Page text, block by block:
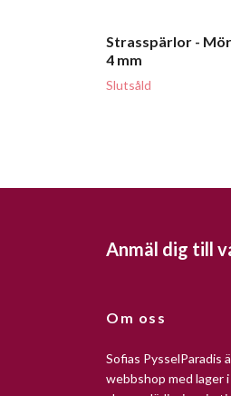
Strasspärlor -
4 mm
Slutsåld
Anmäl dig till
Om oss
Sofias PysselParadis
webbshop med lager